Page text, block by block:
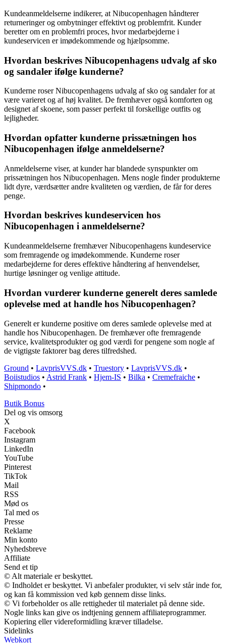
Kundeanmeldelserne indikerer, at Nibucopenhagen håndterer
returneringer og ombytninger effektivt og problemfrit. Kunder
beretter om en problemfri proces, hvor medarbejderne i
kundeservicen er imødekommende og hjælpsomme.
Hvordan beskrives Nibucopenhagens udvalg af sko
og sandaler ifølge kunderne?
Kunderne roser Nibucopenhagens udvalg af sko og sandaler for at
være varieret og af høj kvalitet. De fremhæver også komforten og
designet af skoene, som passer perfekt til forskellige outfits og
lejligheder.
Hvordan opfatter kunderne prissætningen hos
Nibucopenhagen ifølge anmeldelserne?
Anmeldelserne viser, at kunder har blandede synspunkter om
prissætningen hos Nibucopenhagen. Mens nogle finder produkterne
lidt dyre, værdsætter andre kvaliteten og værdien, de får for deres
penge.
Hvordan beskrives kundeservicen hos
Nibucopenhagen i anmeldelserne?
Kundeanmeldelserne fremhæver Nibucopenhagens kundeservice
som fremragende og imødekommende. Kunderne roser
medarbejderne for deres effektive håndtering af henvendelser,
hurtige løsninger og venlige attitude.
Hvordan vurderer kunderne generelt deres samlede
oplevelse med at handle hos Nibucopenhagen?
Generelt er kunderne positive om deres samlede oplevelse med at
handle hos Nibucopenhagen. De fremhæver ofte fremragende
service, kvalitetsprodukter og god værdi for pengene som nogle af
de vigtigste faktorer bag deres tilfredshed.
Ground • LavprisVVS.dk • Truestory • LavprisVVS.dk •
Boiistudios • Astrid Frank • Hjem-IS • Bilka • Cremefraiche •
Shipmondo •
Butik Bonus
Del og vis omsorg
X
Facebook
Instagram
LinkedIn
YouTube
Pinterest
TikTok
Mail
RSS
Mød os
Tal med os
Presse
Reklame
Min konto
Nyhedsbreve
Affiliate
Send et tip
© Alt materiale er beskyttet.
© Indholdet er beskyttet. Vi anbefaler produkter, vi selv står inde for,
og kan få kommission ved køb gennem disse links.
© Vi forbeholder os alle rettigheder til materialet på denne side.
Nogle links kan give os indtjening gennem affiliateprogrammer.
Kopiering eller videreformidling kræver tilladelse.
Sidelinks
Webkort